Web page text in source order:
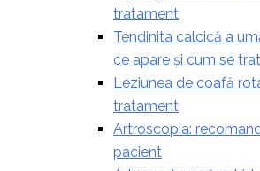
tratament
Tendinita calcică a
ce apare și cum se
Leziunea de coafă
tratament
Artroscopia:
pacient